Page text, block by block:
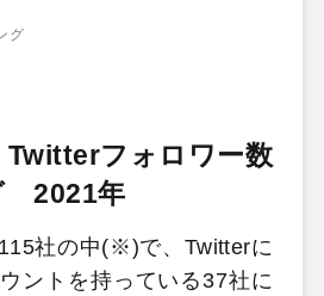
グ
Twitterフォロワー数
2021年
社の中(※)で、Twitterに
ントを持っている37社に